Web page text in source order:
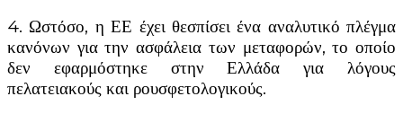
4. Ωστόσο, η ΕΕ έχει θεσπίσει ένα αναλυτικό πλέγμα
κανόνων για την ασφάλεια των μεταφορών, το οποίο
δεν εφαρμόστηκε στην Ελλάδα για λόγους
πελατειακούς και ρουσφετολογικούς.